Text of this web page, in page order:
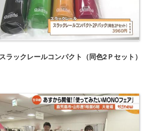
ラックレールコンパクト（同色2Ｐセット）